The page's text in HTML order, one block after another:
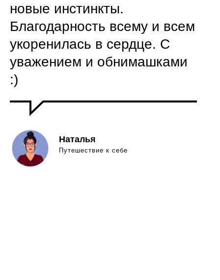
новые инстинкты.
Благодарность всему и всем
укоренилась в сердце. С
уважением и обнимашками
:)
Наталья
Путешествие к себе